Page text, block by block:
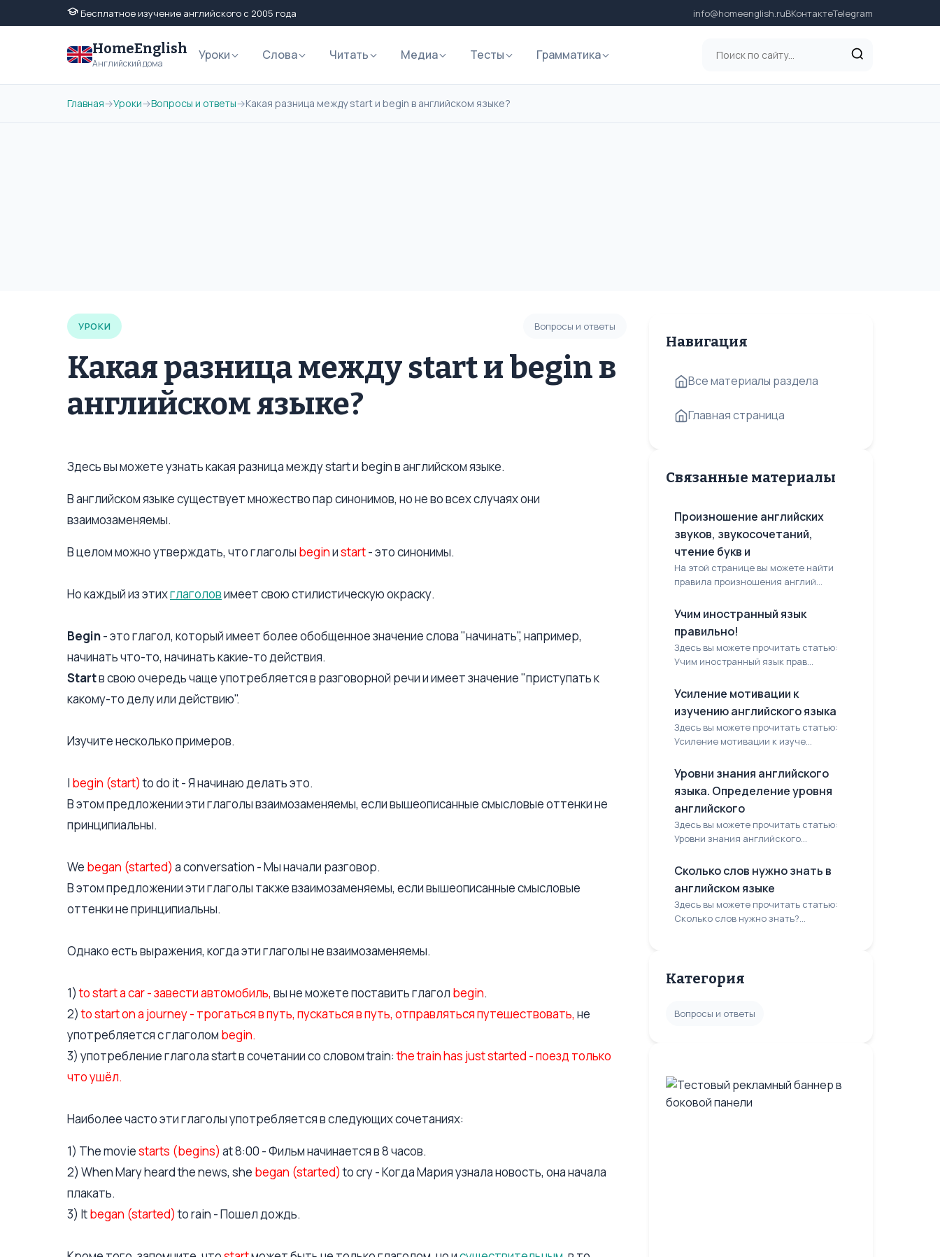
Бесплатное изучение английского с 2005 года info@homeenglish.ruВКонтактеTelegram
HomeEnglish
Английский дома
Уроки Слова Читать Медиа Тесты Грамматика
Главная→Уроки→Вопросы и ответы→Какая разница между start и begin в английском языке?
УРОКИ Вопросы и ответы
Какая разница между start и begin в
английском языке?
Здесь вы можете узнать какая разница между start и begin в английском языке.
В английском языке существует множество пар синонимов, но не во всех случаях они
взаимозаменяемы.
В целом можно утверждать, что глаголы beginиstart- это синонимы.
Но каждый из этихглаголовимеет свою стилистическую окраску.
Begin- это глагол, который имеет более обобщенное значение слова "начинать", например,
начинать что-то, начинать какие-то действия.
Startв свою очередь чаще употребляется в разговорной речи и имеет значение "приступать к
какому-то делу или действию".
Изучите несколько примеров.
I begin (start)to do it - Я начинаю делать это.
В этом предложении эти глаголы взаимозаменяемы, если вышеописанные смысловые оттенки не
принципиальны.
We began (started) a conversation - Мы начали разговор.
В этом предложении эти глаголы также взаимозаменяемы, если вышеописанные смысловые
оттенки не принципиальны.
Однако есть выражения, когда эти глаголы не взаимозаменяемы.
1)to start a car - завести автомобиль, вы не можете поставить глагол begin.
2)to start on a journey - трогаться в путь, пускаться в путь, отправляться путешествовать, не
употребляется с глаголом begin.
3) употребление глагола start в сочетании со словом train:the train has just started - поезд только
что ушёл.
Наиболее часто эти глаголы употребляется в следующих сочетаниях:
1) The moviestarts (begins) at 8:00 - Фильм начинается в 8 часов.
2) When Mary heard the news, she began (started)to cry - Когда Мария узнала новость, она начала
плакать.
3) Itbegan (started)to rain - Пошел дождь.
Навигация
Все материалы раздела
Главная страница
Связанные материалы
Произношение английских
звуков, звукосочетаний,
чтение букв и
На этой странице вы можете найти
правила произношения англий...
Учим иностранный язык
правильно!
Здесь вы можете прочитать статью:
Учим иностранный язык прав...
Усиление мотивации к
изучению английского языка
Здесь вы можете прочитать статью:
Усиление мотивации к изуче...
Уровни знания английского
языка. Определение уровня
английского
Здесь вы можете прочитать статью:
Уровни знания английского...
Сколько слов нужно знать в
английском языке
Здесь вы можете прочитать статью:
Сколько слов нужно знать?...
Категория
Вопросы и ответы